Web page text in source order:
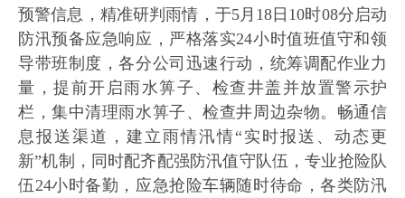
预警信息，精准研判雨情，于5月18日10时08分启动
防汛预备应急响应，严格落实24小时值班值守和领
导带班制度，各分公司迅速行动，统筹调配作业力
量，提前开启雨水箅子、检查井盖并放置警示护
栏，集中清理雨水箅子、检查井周边杂物。畅通信
息报送渠道，建立雨情汛情“实时报送、动态更
新”机制，同时配齐配强防汛值守队伍，专业抢险队
伍24小时备勤，应急抢险车辆随时待命，各类防汛